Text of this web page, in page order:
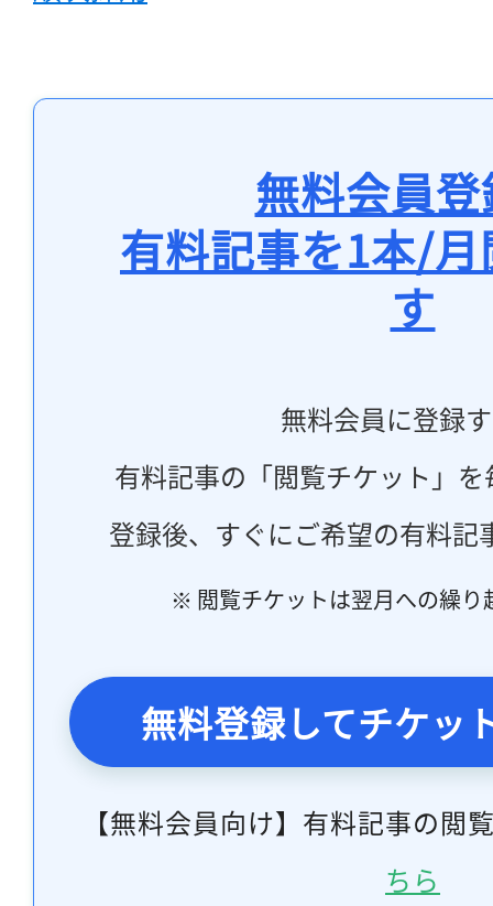
無料会員
有料記事を1本/
す
無料会員に登録
有料記事の「閲覧チケット」
登録後、すぐにご希望の有料記
※ 閲覧チケットは翌月への繰り
無料登録してチケッ
【無料会員向け】有料記事の閲
ちら